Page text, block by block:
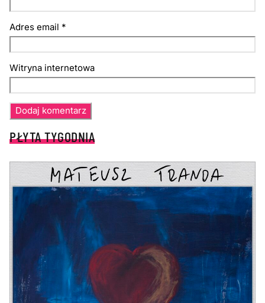
Adres email *
Witryna internetowa
PŁYTA TYGODNIA